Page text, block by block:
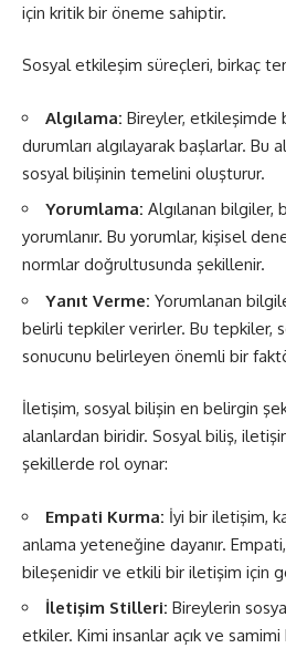
için kritik bir öneme sahiptir.
Sosyal etkileşim süreçleri, birkaç
Algılama: Bireyler, etkileşimde
durumları algılayarak başlarlar. Bu
sosyal bilişinin temelini oluşturur.
Yorumlama: Algılanan bilgiler,
yorumlanır. Bu yorumlar, kişisel
normlar doğrultusunda şekillenir.
Yanıt Verme: Yorumlanan
belirli tepkiler verirler. Bu tepkiler,
sonucunu belirleyen önemli bir
İletişim, sosyal bilişin en belirgin
alanlardan biridir. Sosyal biliş,
şekillerde rol oynar:
Empati Kurma: İyi bir iletişim,
anlama yeteneğine dayanır.
bileşenidir ve etkili bir iletişim için
İletişim Stilleri: Bireylerin
etkiler. Kimi insanlar açık ve